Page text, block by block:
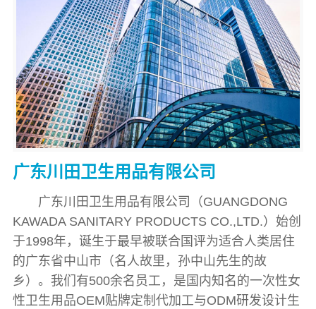
广东川田卫生用品有限公司
广东川田卫生用品有限公司（GUANGDONG
KAWADA SANITARY PRODUCTS CO.,LTD.）始创
于1998年，诞生于最早被联合国评为适合人类居住
的广东省中山市（名人故里，孙中山先生的故
乡）。我们有500余名员工，是国内知名的一次性女
性卫生用品OEM贴牌定制代加工与ODM研发设计生